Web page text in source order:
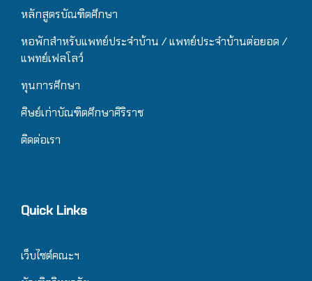
หลักสูตรบัณฑิตศึกษา
หอพักสำหรับแพทย์ประจำบ้าน / แพทย์ประจำบ้านต่อยอด /
แพทย์เฟลโลว์
ทุนการศึกษา
ศิษย์เก่าบัณฑิตศึกษาศิริราช
ติดต่อเรา
Quick Links
เว็บไซต์คณะฯ